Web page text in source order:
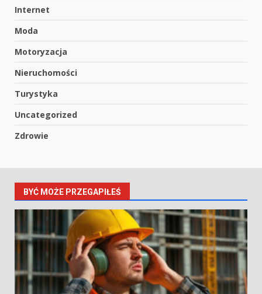
Internet
Moda
Motoryzacja
Nieruchomości
Turystyka
Uncategorized
Zdrowie
BYĆ MOŻE PRZEGAPIŁEŚ